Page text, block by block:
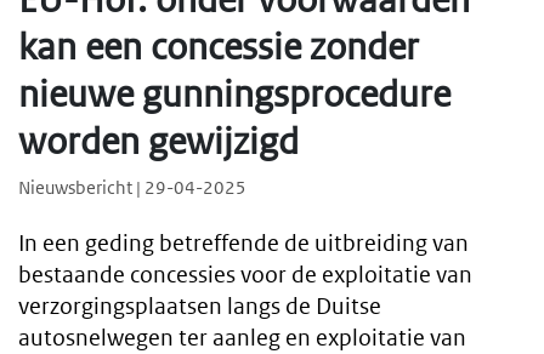
kan een concessie zonder
nieuwe gunningsprocedure
worden gewijzigd
Nieuwsbericht | 29-04-2025
In een geding betreffende de uitbreiding van
bestaande concessies voor de exploitatie van
verzorgingsplaatsen langs de Duitse
autosnelwegen ter aanleg en exploitatie van